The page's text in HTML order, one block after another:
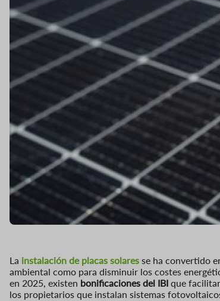
La instalación de placas solares se ha convertido
ambiental como para disminuir los costes
en 2025, existen bonificaciones del IBI que
los propietarios que instalan sistemas